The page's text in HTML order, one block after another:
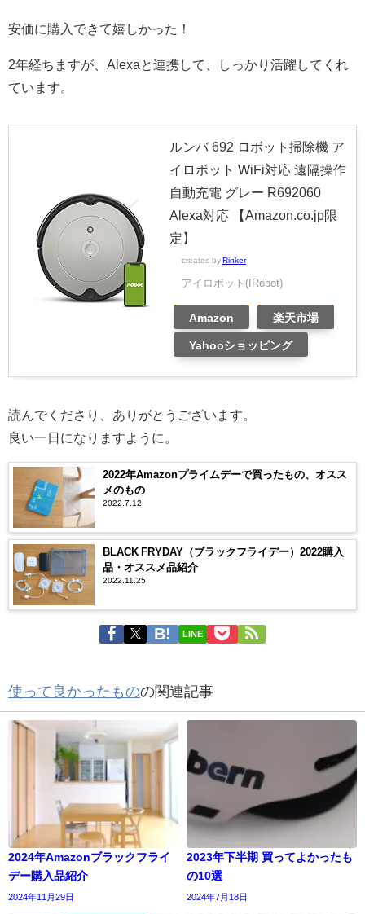
安価に購入できて嬉しかった！
2年経ちますが、Alexaと連携して、しっかり活躍してくれ
ています。
ルンバ 692 ロボット掃除機 ア
イロボット WiFi対応 遠隔操作
自動充電 グレー R692060
Alexa対応 【Amazon.co.jp限
定】
created by Rinker
アイロボット(IRobot)
Amazon 楽天市場
Yahooショッピング
読んでくださり、ありがとうございます。
良い一日になりますように。
2022年Amazonプライムデーで買ったもの、オスス
メのもの
2022.7.12
BLACK FRYDAY（ブラックフライデー）2022購入
品・オススメ品紹介
2022.11.25
LINE
使って良かったものの関連記事
2024年Amazonブラックフライ
デー購入品紹介
2024年11月29日
2023年下半期 買ってよかったも
の10選
2024年7月18日